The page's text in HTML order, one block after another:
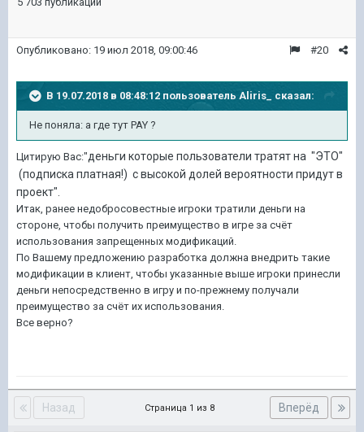
#20
Опубликовано: 19 июл 2018, 09:00:46
В 19.07.2018 в 08:48:12 пользователь Aliris_ сказал:
Не поняла: а где тут PAY ?
Цитирую Вас:"деньги которые пользователи тратят на "ЭТО"
(подписка платная!) с высокой долей вероятности придут в
проект".
Итак, ранее недобросовестные игроки тратили деньги на
стороне, чтобы получить преимущество в игре за счёт
использования запрещенных модификаций.
По Вашему предложению разработка должна внедрить такие
модификации в клиент, чтобы указанные выше игроки принесли
деньги непосредственно в игру и по-прежнему получали
преимущество за счёт их использования.
Все верно?
Назад Вперёд
Страница 1 из 8